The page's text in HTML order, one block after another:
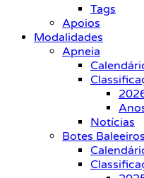
Tags
Apoios
Modalidades
Apneia
Notícias
Botes Baleeiros